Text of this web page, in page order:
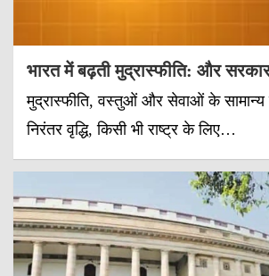
भारत में बढ़ती मुद्रास्फीति: और
मुद्रास्फीति, वस्तुओं और सेवाओं के सामान्य
निरंतर वृद्धि, किसी भी राष्ट्र के लिए…